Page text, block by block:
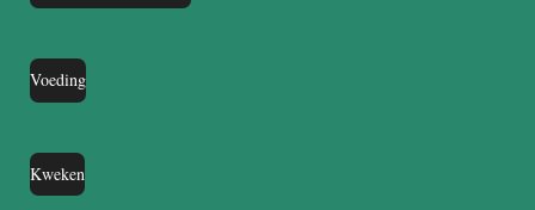
Voeding
Kweken